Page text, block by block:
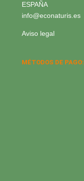
ESPAÑA
info@econaturis.es
Aviso legal
MÉTODOS DE PAGO: